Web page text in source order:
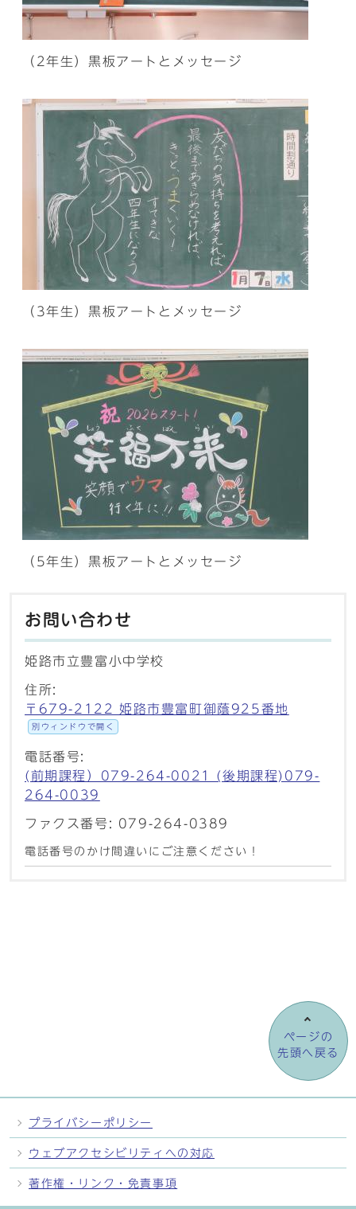
（2年生）黒板アートとメッセージ
（3年生）黒板アートとメッセージ
（5年生）黒板アートとメッセージ
お問い合わせ
姫路市立豊富小中学校
住所:
〒679-2122 姫路市豊富町御蔭925番地
別ウィンドウで開く
電話番号:
(前期課程）079-264-0021 (後期課程)079-
264-0039
ファクス番号: 079-264-0389
電話番号のかけ間違いにご注意ください！
ページの
先頭へ戻る
プライバシーポリシー
ウェブアクセシビリティへの対応
著作権・リンク・免責事項